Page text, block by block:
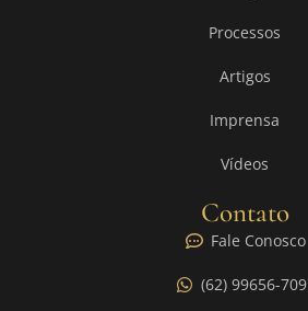
Processos
Artigos
Imprensa
Vídeos
Contato
Fale Conosco
(62) 99656-